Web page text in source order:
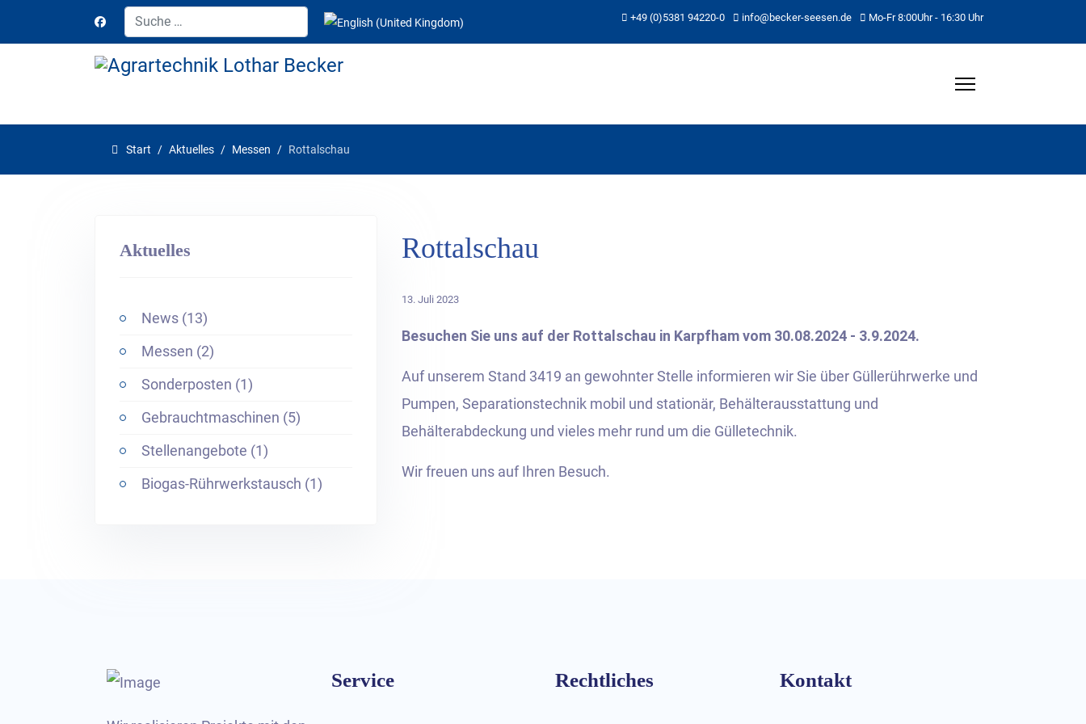
Suchen Sprache auswählen +49 (0)5381 94220-0 info@becker-seesen.de Mo-Fr 8:00Uhr - 16:30 Uhr
Start Aktuelles Messen Rottalschau
Aktuelles
News (13)
Messen (2)
Sonderposten (1)
Gebrauchtmaschinen (5)
Stellenangebote (1)
Biogas-Rührwerkstausch (1)
Rottalschau
13. Juli 2023
Besuchen Sie uns auf der Rottalschau in Karpfham vom 30.08.2024 - 3.9.2024.
Auf unserem Stand 3419 an gewohnter Stelle informieren wir Sie über Güllerührwerke und
Pumpen, Separationstechnik mobil und stationär, Behälterausstattung und
Behälterabdeckung und vieles mehr rund um die Gülletechnik.
Wir freuen uns auf Ihren Besuch.
Service Rechtliches Kontakt